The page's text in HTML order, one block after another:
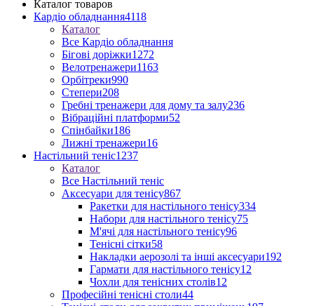
Каталог товаров
Кардіо обладнання4118
Каталог
Все Кардіо обладнання
Бігові доріжки1272
Велотренажери1163
Орбітреки990
Степери208
Гребні тренажери для дому та залу236
Вібраційні платформи52
Спінбайки186
Лижні тренажери16
Настільний теніс1237
Каталог
Все Настільний теніс
Аксесуари для тенісу867
Ракетки для настільного тенісу334
Набори для настільного тенісу75
М'ячі для настільного тенісу96
Тенісні сітки58
Накладки аерозолі та інші аксесуари192
Гармати для настільного тенісу12
Чохли для тенісних столів12
Професійні тенісні столи44